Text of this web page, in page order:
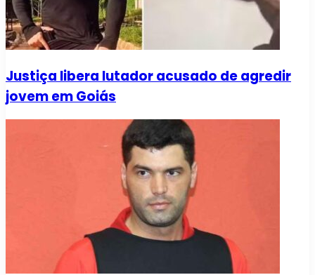
Justiça libera lutador acusado de agredir
jovem em Goiás